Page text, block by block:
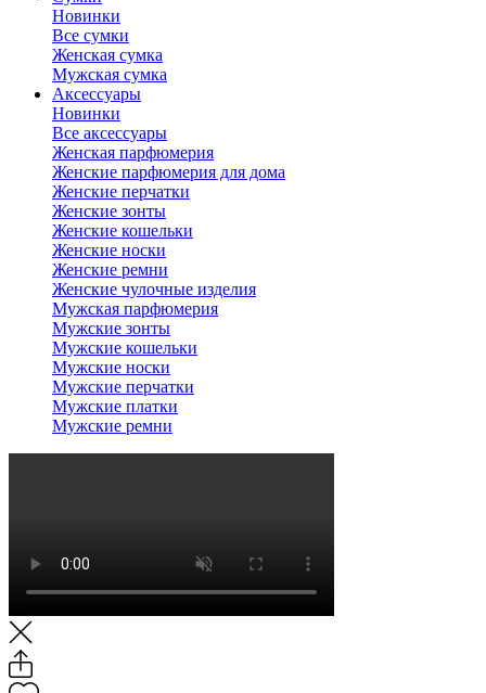
Новинки
Все сумки
Женская сумка
Мужская сумка
Аксессуары
Новинки
Все аксессуары
Женская парфюмерия
Женские парфюмерия для дома
Женские перчатки
Женские зонты
Женские кошельки
Женские носки
Женские ремни
Женские чулочные изделия
Мужская парфюмерия
Мужские зонты
Мужские кошельки
Мужские носки
Мужские перчатки
Мужские платки
Мужские ремни